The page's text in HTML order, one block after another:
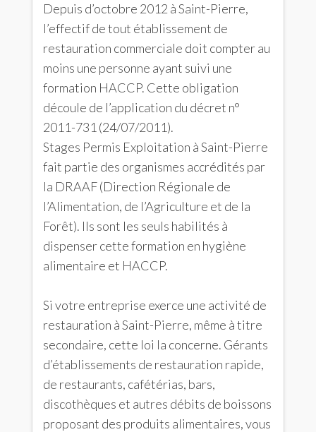
Depuis d’octobre 2012 à Saint-Pierre,
l’effectif de tout établissement de
restauration commerciale doit compter au
moins une personne ayant suivi une
formation HACCP. Cette obligation
découle de l’application du décret n°
2011-731 (24/07/2011).
Stages Permis Exploitation à Saint-Pierre
fait partie des organismes accrédités par
la DRAAF (Direction Régionale de
l’Alimentation, de l’Agriculture et de la
Forêt). Ils sont les seuls habilités à
dispenser cette formation en hygiène
alimentaire et HACCP.
Si votre entreprise exerce une activité de
restauration à Saint-Pierre, même à titre
secondaire, cette loi la concerne. Gérants
d’établissements de restauration rapide,
de restaurants, cafétérias, bars,
discothèques et autres débits de boissons
proposant des produits alimentaires, vous